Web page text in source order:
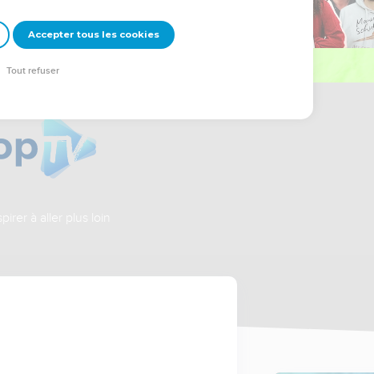
à aller plus loin
Accepter tous les cookies
Tout refuser